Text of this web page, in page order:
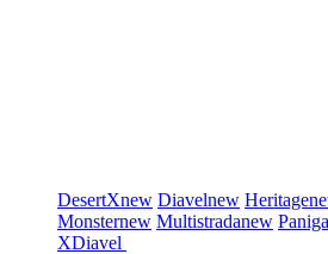
DesertXnew Diavelnew Heritage
Monsternew Multistradanew
XDiavel